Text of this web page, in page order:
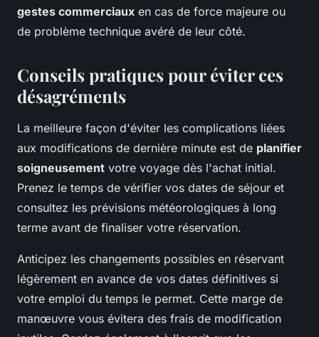
gestes commerciaux en cas de force majeure ou
de problème technique avéré de leur côté.
Conseils pratiques pour éviter ces
désagréments
La meilleure façon d'éviter les complications liées
aux modifications de dernière minute est de planifier
soigneusement votre voyage dès l'achat initial.
Prenez le temps de vérifier vos dates de séjour et
consultez les prévisions météorologiques à long
terme avant de finaliser votre réservation.
Anticipez les changements possibles en réservant
légèrement en avance de vos dates définitives si
votre emploi du temps le permet. Cette marge de
manœuvre vous évitera des frais de modification